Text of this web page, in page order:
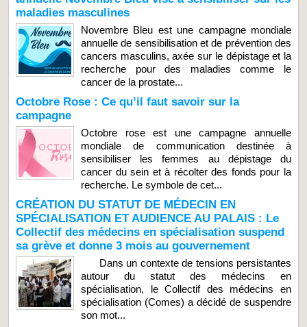
maladies masculines
Novembre Bleu est une campagne mondiale
annuelle de sensibilisation et de prévention des
cancers masculins, axée sur le dépistage et la
recherche pour des maladies comme le
cancer de la prostate...
Octobre Rose : Ce qu’il faut savoir sur la
campagne
Octobre rose est une campagne annuelle
mondiale de communication destinée à
sensibiliser les femmes au dépistage du
cancer du sein et à récolter des fonds pour la
recherche. Le symbole de cet...
CRÉATION DU STATUT DE MÉDECIN EN
SPÉCIALISATION ET AUDIENCE AU PALAIS : Le
Collectif des médecins en spécialisation suspend
sa grève et donne 3 mois au gouvernement
Dans un contexte de tensions persistantes
autour du statut des médecins en
spécialisation, le Collectif des médecins en
spécialisation (Comes) a décidé de suspendre
son mot...